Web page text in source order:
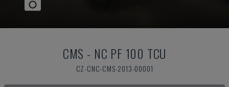
CMS - NC PF 100 TCU
CZ-CNC-CMS-2013-00001